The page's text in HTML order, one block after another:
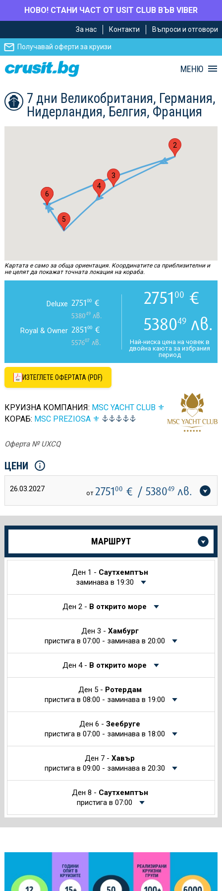
НОВО! СТАНИ ЧАСТ ОТ USIT CLUB ВЪВ VIBER
главното
съдържание
Навигацията
За нас Контакти Въпроси и отговори
Получавай оферти за круизи
МЕНЮ
7 дни Великобритания, Германия,
Нидерландия, Белгия, Франция
1
2
3
4
5
6
Картата е само за обща ориентация. Координатите са приблизителни и
не целят да покажат точната локация на кораба.
Deluxe 275100€
538049лв.
Royal & Owner 285100€
557607 лв.
2751 00 €
538049 лв.
Най-ниска цена на човек в
двойна каюта за избрания
период
ИЗТЕГЛЕТЕ ОФЕРТАТА (PDF)
КРУИЗНА КОМПАНИЯ: MSC YACHT CLUB ⚜
КОРАБ: MSC PREZIOSA ⚜
Оферта № UXCQ
ЦЕНИ
26.03.2027 от 275100 € / 538049лв.
Още
за
МАРШРУТ
Ден 1 - Саутхемптън
заминава в 19:30
Ден 2 - В открито море
Ден 3 - Хамбург
пристига в 07:00 - заминава в 20:00
Ден 4 - В открито море
Ден 5 - Ротердам
пристига в 08:00 - заминава в 19:00
Ден 6 -Зеебруге
пристига в 07:00 - заминава в 18:00
Ден 7 -Хавър
пристига в 09:00 - заминава в 20:30
Ден 8 - Саутхемптън
пристига в 07:00